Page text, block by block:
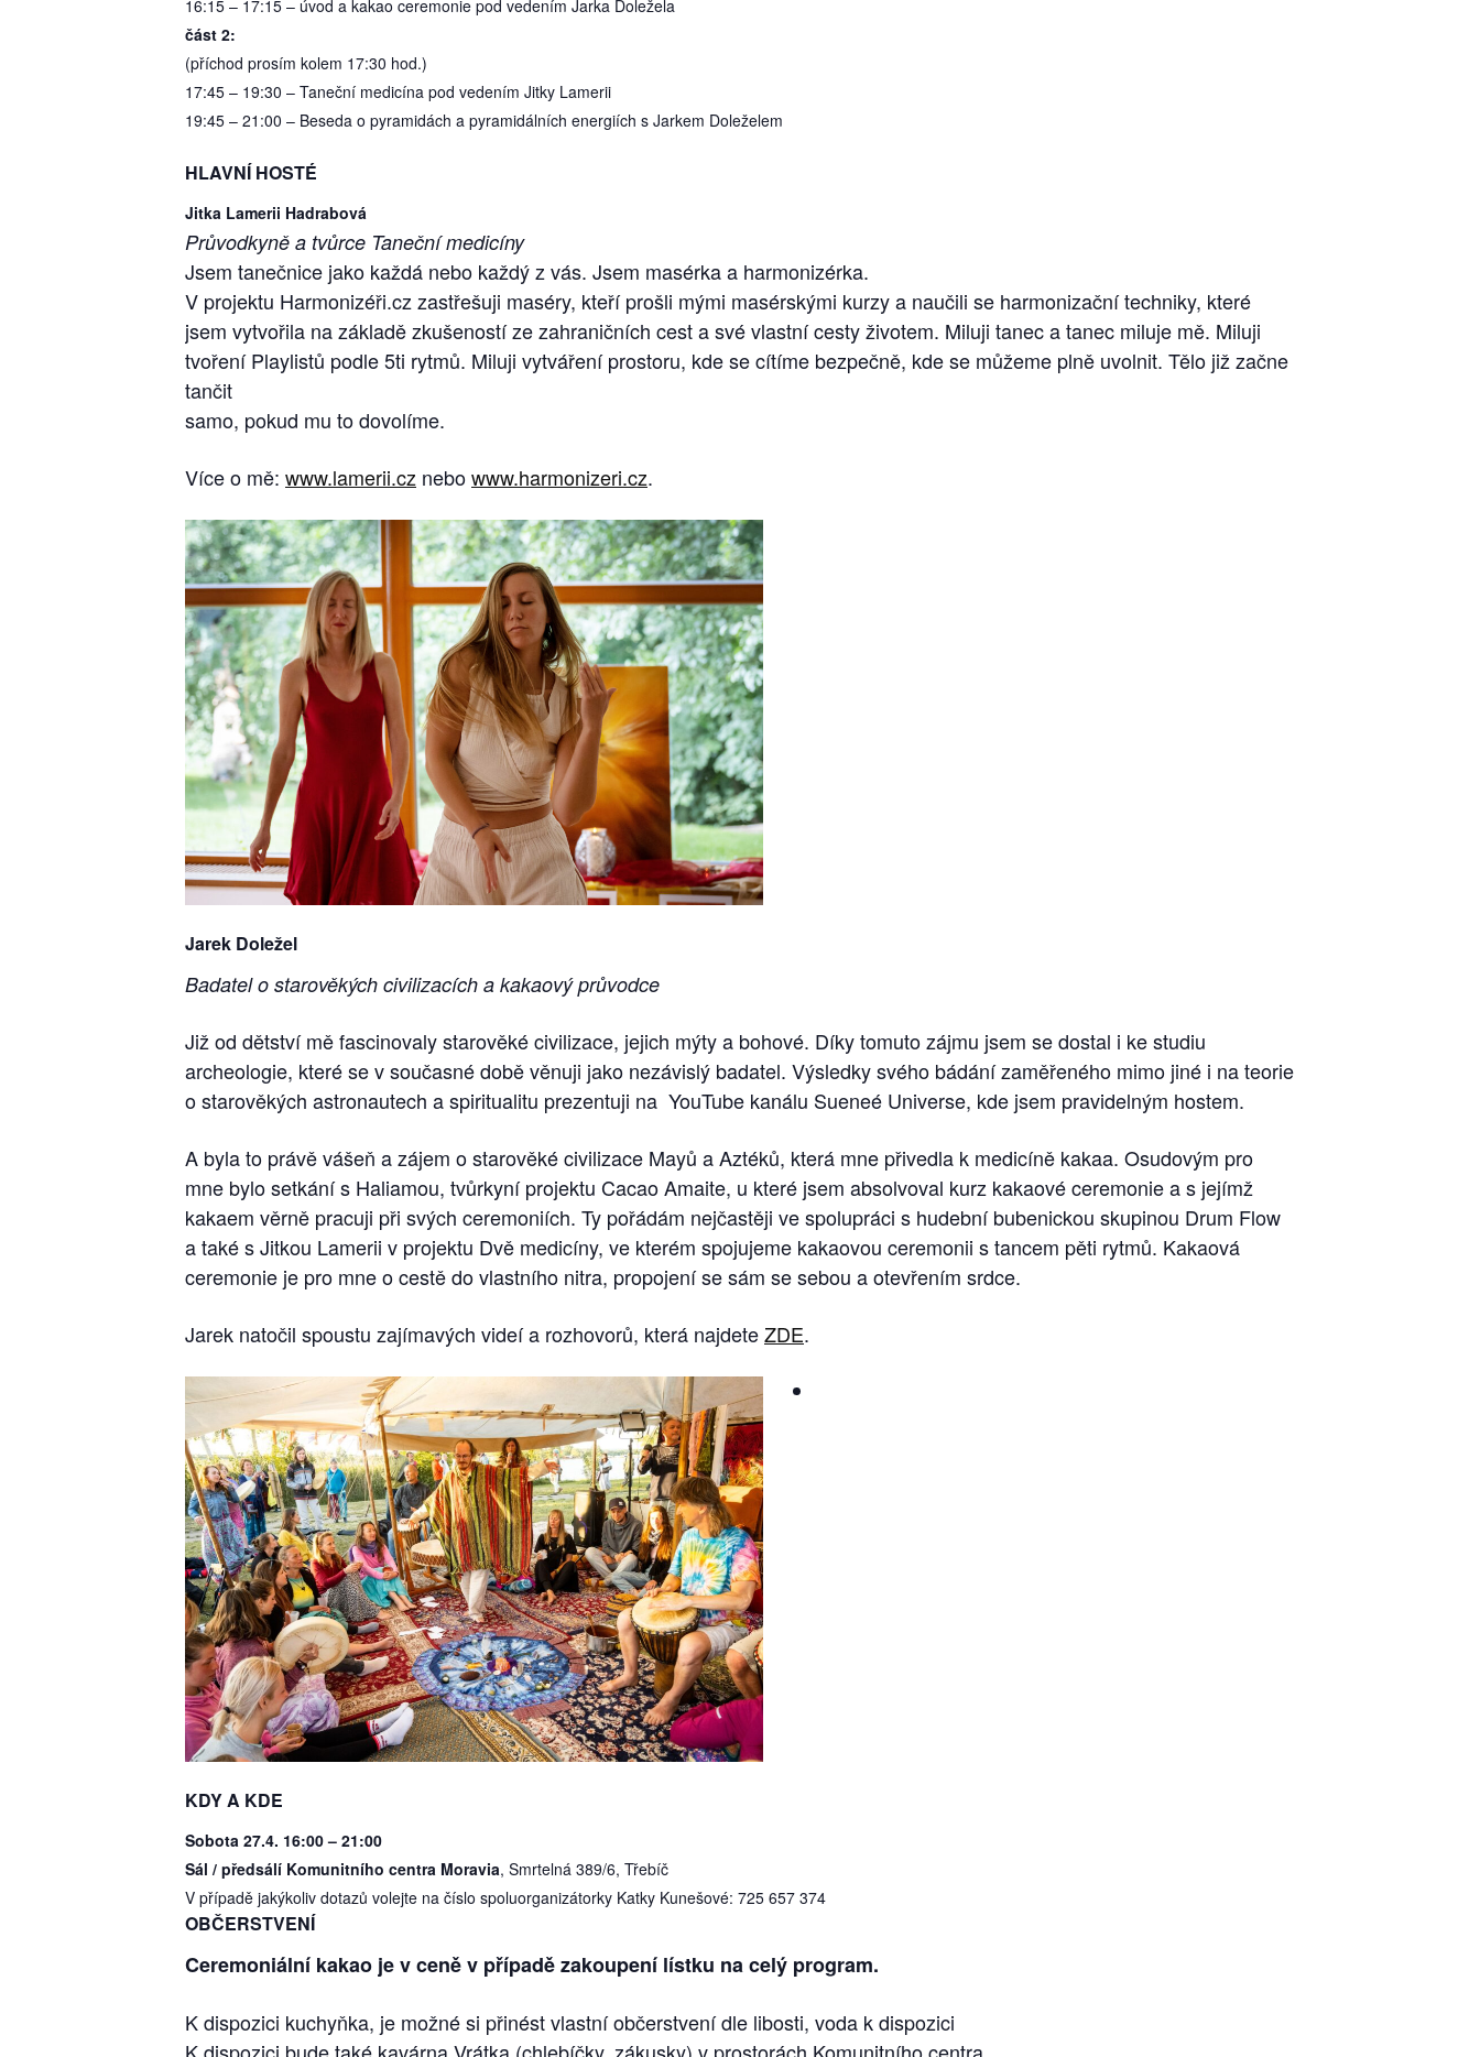
16:15 – 17:15 – úvod a kakao ceremonie pod vedením Jarka Doležela
část 2:
(příchod prosím kolem 17:30 hod.)
17:45 – 19:30 – Taneční medicína pod vedením Jitky Lamerii
19:45 – 21:00 – Beseda o pyramidách a pyramidálních energiích s Jarkem Doleželem
HLAVNÍ HOSTÉ
Jitka Lamerii Hadrabová
Průvodkyně a tvůrce Taneční medicíny
Jsem tanečnice jako každá nebo každý z vás. Jsem masérka a harmonizérka.
V projektu Harmonizéři.cz zastřešuji maséry, kteří prošli mými masérskými kurzy a naučili se harmonizační techniky, které
jsem vytvořila na základě zkušeností ze zahraničních cest a své vlastní cesty životem. Miluji tanec a tanec miluje mě. Miluji
tvoření Playlistů podle 5ti rytmů. Miluji vytváření prostoru, kde se cítíme bezpečně, kde se můžeme plně uvolnit. Tělo již začne
tančit
samo, pokud mu to dovolíme.
Více o mě: www.lamerii.cz nebowww.harmonizeri.cz.
Jarek Doležel
Badatel o starověkých civilizacích a kakaový průvodce
Již od dětství mě fascinovaly starověké civilizace, jejich mýty a bohové. Díky tomuto zájmu jsem se dostal i ke studiu
archeologie, které se v současné době věnuji jako nezávislý badatel. Výsledky svého bádání zaměřeného mimo jiné i na teorie
o starověkých astronautech a spiritualitu prezentuji na YouTube kanálu Sueneé Universe, kde jsem pravidelným hostem.
A byla to právě vášeň a zájem o starověké civilizace Mayů a Aztéků, která mne přivedla k medicíně kakaa. Osudovým pro
mne bylo setkání s Haliamou, tvůrkyní projektu Cacao Amaite, u které jsem absolvoval kurz kakaové ceremonie a s jejímž
kakaem věrně pracuji při svých ceremoniích. Ty pořádám nejčastěji ve spolupráci s hudební bubenickou skupinou Drum Flow
a také s Jitkou Lamerii v projektu Dvě medicíny, ve kterém spojujeme kakaovou ceremonii s tancem pěti rytmů. Kakaová
ceremonie je pro mne o cestě do vlastního nitra, propojení se sám se sebou a otevřením srdce.
Jarek natočil spoustu zajímavých videí a rozhovorů, která najdeteZDE.
KDY A KDE
Sobota 27.4. 16:00 – 21:00
Sál / předsálí Komunitního centra Moravia, Smrtelná 389/6, Třebíč
V případě jakýkoliv dotazů volejte na číslo spoluorganizátorky Katky Kunešové: 725 657 374
OBČERSTVENÍ
Ceremoniální kakao je v ceně v případě zakoupení lístku na celý program.
K dispozici kuchyňka, je možné si přinést vlastní občerstvení dle libosti, voda k dispozici